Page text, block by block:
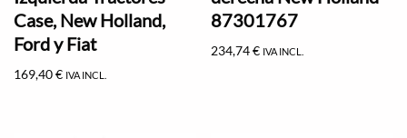
Case, New Holland,
Ford y Fiat
169,40€ IVA INCL.
87301767
234,74€ IVA INCL.